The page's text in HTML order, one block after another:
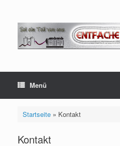
springen
Menü
Startseite» Kontakt
Kontakt